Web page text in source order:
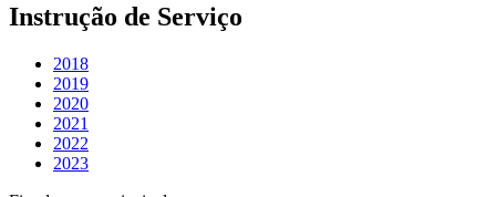
Instrução de Serviço
2018
2019
2020
2021
2022
2023